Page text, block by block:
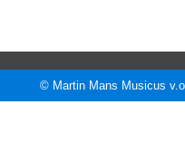
© Martin Mans Musicus